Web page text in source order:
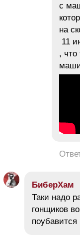
с
на
11
, что
БиберХам
Таки надо
гонщиков